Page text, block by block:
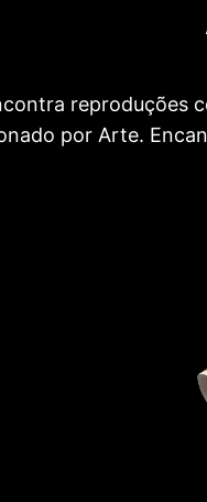
reproduções
por Arte.